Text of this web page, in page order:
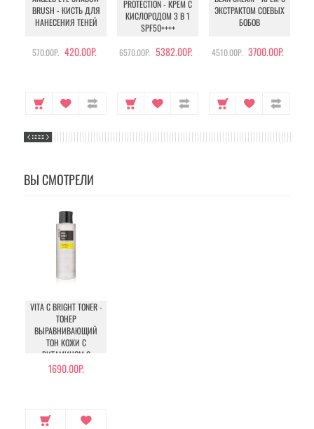
BRUSH - КИСТЬ ДЛЯ
НАНЕСЕНИЯ ТЕНЕЙ
570.00Р. 420.00Р.
PROTECTION - КРЕМ С
КИСЛОРОДОМ 3 В 1
SPF50++++
6570.00Р. 5382.00Р.
ЭКСТРАКТОМ СОЕВЫХ
БОБОВ
4510.00Р. 3700.00Р.
ВЫ СМОТРЕЛИ
VITA C BRIGHT TONER -
ТОНЕР
ВЫРАВНИВАЮЩИЙ
ТОН КОЖИ С
ВИТАМИНОМ С
1690.00Р.